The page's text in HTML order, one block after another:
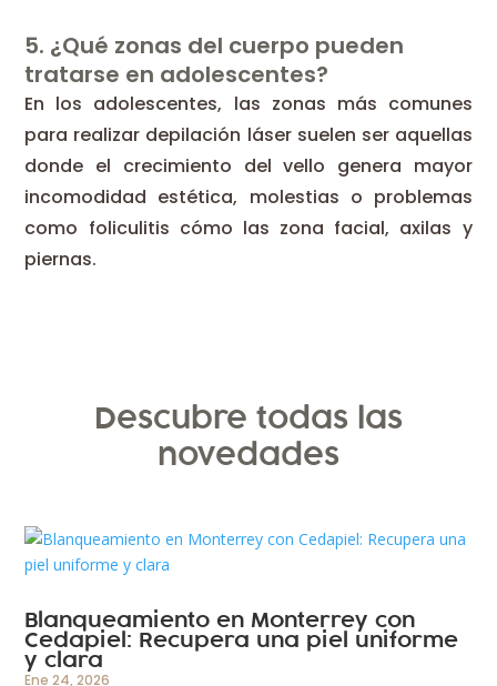
5. ¿Qué zonas del cuerpo pueden
tratarse en adolescentes?
En los adolescentes, las zonas más comunes
para realizar depilación láser suelen ser aquellas
donde el crecimiento del vello genera mayor
incomodidad estética, molestias o problemas
como foliculitis cómo las zona facial, axilas y
piernas.
Descubre todas las
novedades
Blanqueamiento en Monterrey con
Cedapiel: Recupera una piel uniforme
y clara
Ene 24, 2026